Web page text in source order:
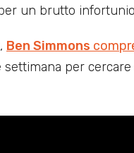
un brutto infortunio
Ben Simmons
settimana per